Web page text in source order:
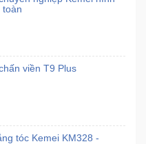
toàn
viền T9 Plus
tóc Kemei KM328 -